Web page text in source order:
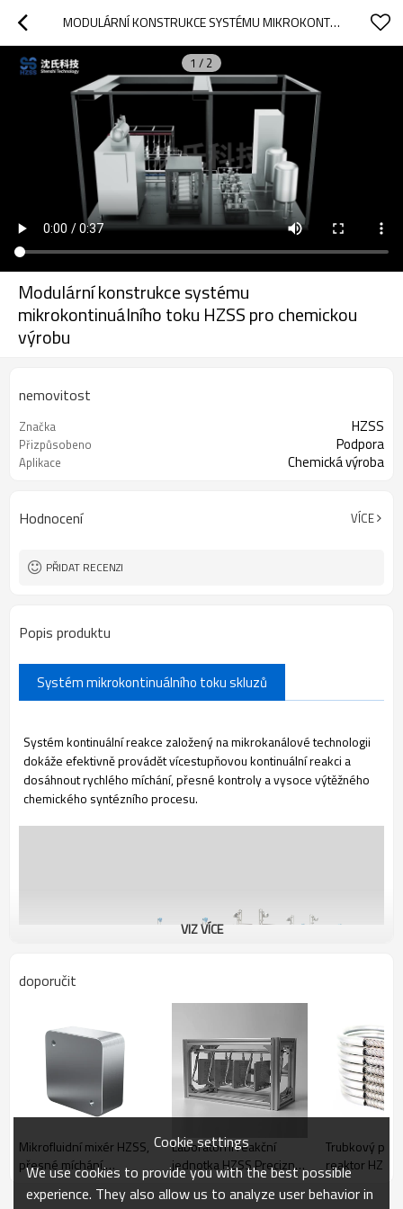
MODULÁRNÍ KONSTRUKCE SYSTÉMU MIKROKONTINUÁLNÍHO TOKU HZSS PRO CHEMICKOU VÝROBU
1 / 2
Modulární konstrukce systému
mikrokontinuálního toku HZSS pro chemickou
výrobu
nemovitost
Značka HZSS
Přizpůsobeno Podpora
Aplikace Chemická výroba
Hodnocení VÍCE
PŘIDAT RECENZI
Popis produktu
Systém mikrokontinuálního toku skluzů
Systém kontinuální reakce založený na mikrokanálové technologii
dokáže efektivně provádět vícestupňovou kontinuální reakci a
dosáhnout rychlého míchání, přesné kontroly a vysoce výtěžného
chemického syntézního procesu.
Funkce
VIZ VÍCE
doporučit
Mikrofluidní mixér HZSS,
přesné míchání,
laboratorní a průmyslové
míchání
Laboratorní reakční
jednotka HZSS Precizní
řízení Výzkumná a
vývojová zařízení
Trubkový
reaktor HZSS
kontinuální
Cookie settings
We use cookies to provide you with the best possible
experience. They also allow us to analyze user behavior in